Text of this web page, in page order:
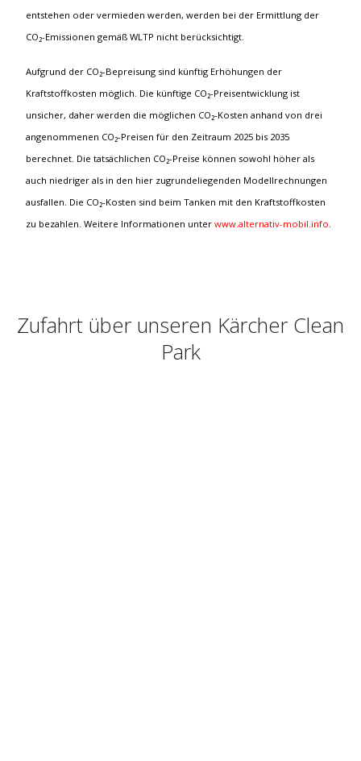
entstehen oder vermieden werden, werden bei der Ermittlung der
CO₂-Emissionen gemäß WLTP nicht berücksichtigt.
Aufgrund der CO₂-Bepreisung sind künftig Erhöhungen der
Kraftstoffkosten möglich. Die künftige CO₂-Preisentwicklung ist
unsicher, daher werden die möglichen CO₂-Kosten anhand von drei
angenommenen CO₂-Preisen für den Zeitraum 2025 bis 2035
berechnet. Die tatsächlichen CO₂-Preise können sowohl höher als
auch niedriger als in den hier zugrundeliegenden Modellrechnungen
ausfallen. Die CO₂-Kosten sind beim Tanken mit den Kraftstoffkosten
zu bezahlen. Weitere Informationen unter www.alternativ-mobil.info
Zufahrt über unseren Kärcher Clean
Park